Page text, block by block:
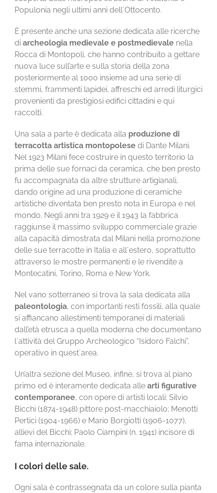
Populonia negli ultimi anni dell´Ottocento.
È presente anche una sezione dedicata alle ricerche
di archeologia medievale e postmedievale nella
Rocca di Montopoli, che hanno contribuito a gettare
nuova luce sull’arte e sulla storia della zona
posteriormente al 1000 insieme ad una serie di
stemmi, frammenti lapidei, affreschi ed arredi liturgici
provenienti da prestigiosi edifici cittadini e qui
raccolti.
Una sala a parte è dedicata alla produzione di
terracotta artistica montopolese di Dante Milani.
Nel 1923 Milani fece costruire in questo territorio la
prima delle sue fornaci da ceramica, che ben presto
fu accompagnata da altre strutture artigianali,
dando origine ad una produzione di ceramiche
artistiche diventata ben presto nota in Europa e nel
mondo. Negli anni tra 1929 e il 1943 la fabbrica
raggiunse il massimo sviluppo commerciale grazie
alla capacità dimostrata dal Milani nella promozione
delle sue terracotte in Italia e all´estero, soprattutto
attraverso le mostre permanenti e le rivendite a
Montecatini, Torino, Roma e New York.
Nel vano sotterraneo si trova la sala dedicata alla
paleontologia, con importanti resti fossili, alla quale
si affiancano allestimenti temporanei di materiali
dall’età etrusca a quella moderna che documentano
l´attività del Gruppo Archeologico “Isidoro Falchi”,
operativo in quest´area.
Un’altra sezione del Museo, infine, si trova al piano
primo ed è interamente dedicata alle arti figurative
contemporanee, con opere di artisti locali: Silvio
Bicchi (1874-1948) pittore post-macchiaiolo; Menotti
Pertici (1904-1966) e Mario Borgiotti (1906-1077),
allievi del Bicchi; Paolo Ciampini (n. 1941) incisore di
fama internazionale.
I colori delle sale.
Ogni sala è contrassegnata da un colore sulla pianta